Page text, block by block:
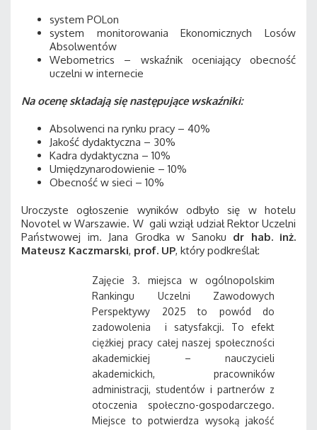
system POLon
system monitorowania Ekonomicznych Losów
Absolwentów
Webometrics – wskaźnik oceniający obecność
uczelni w internecie
Na ocenę składają się następujące wskaźniki:
Absolwenci na rynku pracy – 40%
Jakość dydaktyczna – 30%
Kadra dydaktyczna – 10%
Umiędzynarodowienie – 10%
Obecność w sieci – 10%
Uroczyste ogłoszenie wyników odbyło się w hotelu
Novotel w Warszawie. W gali wziął udział Rektor Uczelni
Państwowej im. Jana Grodka w Sanoku dr hab. inż.
Mateusz Kaczmarski, prof. UP, który podkreślał:
Zajęcie 3. miejsca w ogólnopolskim
Rankingu Uczelni Zawodowych
Perspektywy 2025 to powód do
zadowolenia i satysfakcji. To efekt
ciężkiej pracy całej naszej społeczności
akademickiej – nauczycieli
akademickich, pracowników
administracji, studentów i partnerów z
otoczenia społeczno-gospodarczego.
Miejsce to potwierdza wysoką jakość